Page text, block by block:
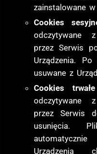
zainstalowane
Cookies
odczytywane
przez Serwis
Urządzenia.
usuwane z
Cookies trwałe
odczytywane
przez Serwis
usunięcia.
Urządzenia